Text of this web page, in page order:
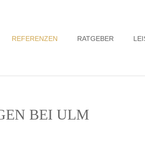
REFERENZEN RATGEBER
BEI ULM